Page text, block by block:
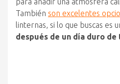
También son excelentes
linternas, si lo que buscas es
después de un día duro de